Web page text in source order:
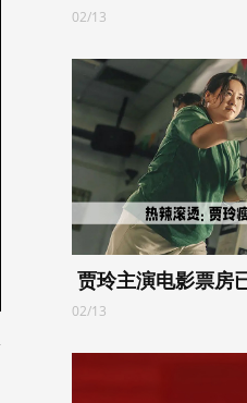
02/13
贾玲主演电影票房
02/13